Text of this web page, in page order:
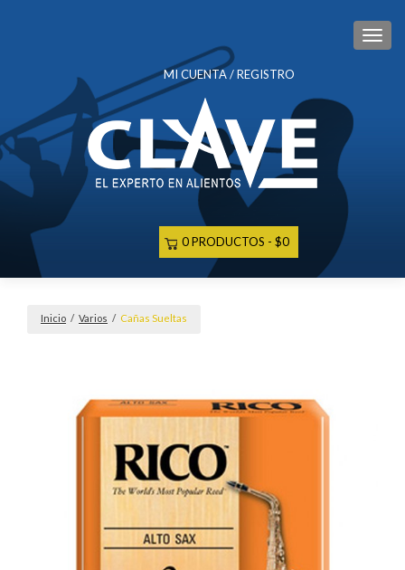
MI CUENTA / REGISTRO
0 PRODUCTOS $0
Inicio / Varios / Cañas Sueltas